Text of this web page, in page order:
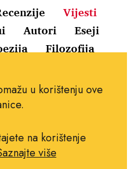
Vijesti
Autori
Eseji
Filozofija
Pravila o kolačićima
Impressum
u korištenju ove
na korištenje
više